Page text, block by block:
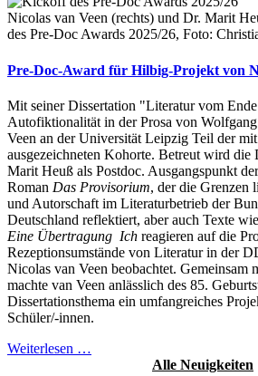
Nicolas van Veen (rechts) und Dr. Marit
des Pre-Doc Awards 2025/26, Foto:
Pre-Doc-Award für Hilbig-Projekt von
Mit seiner Dissertation "Literatur vom
Autofiktionalität in der Prosa von
Veen an der Universität Leipzig Teil der
ausgezeichneten Kohorte. Betreut wird die
Marit Heuß als Postdoc. Ausgangspunkt
Roman Das Provisorium, der die Grenzen
und Autorschaft im Literaturbetrieb der
Deutschland reflektiert, aber auch Texte wie
Eine Übertragung Ich reagieren auf die
Rezeptionsumstände von Literatur in der
Nicolas van Veen beobachtet. Gemeinsam
machte van Veen anlässlich des 85.
Dissertationsthema ein umfangreiches
Schüler/-innen.
Weiterlesen …
Alle Neuigkeiten